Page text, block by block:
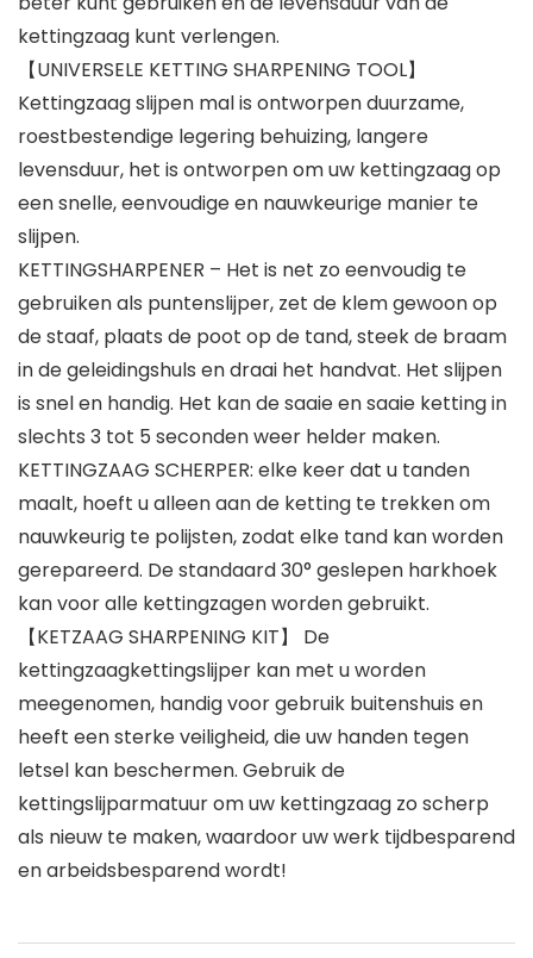
kettingzaag kunt verlengen.
【UNIVERSELE KETTING SHARPENING TOOL】
Kettingzaag slijpen mal is ontworpen duurzame,
roestbestendige legering behuizing, langere
levensduur, het is ontworpen om uw kettingzaag op
een snelle, eenvoudige en nauwkeurige manier te
slijpen.
KETTINGSHARPENER – Het is net zo eenvoudig te
gebruiken als puntenslijper, zet de klem gewoon op
de staaf, plaats de poot op de tand, steek de braam
in de geleidingshuls en draai het handvat. Het slijpen
is snel en handig. Het kan de saaie en saaie ketting in
slechts 3 tot 5 seconden weer helder maken.
KETTINGZAAG SCHERPER: elke keer dat u tanden
maalt, hoeft u alleen aan de ketting te trekken om
nauwkeurig te polijsten, zodat elke tand kan worden
gerepareerd. De standaard 30° geslepen harkhoek
kan voor alle kettingzagen worden gebruikt.
【KETZAAG SHARPENING KIT】 De
kettingzaagkettingslijper kan met u worden
meegenomen, handig voor gebruik buitenshuis en
heeft een sterke veiligheid, die uw handen tegen
letsel kan beschermen. Gebruik de
kettingslijparmatuur om uw kettingzaag zo scherp
als nieuw te maken, waardoor uw werk tijdbesparend
en arbeidsbesparend wordt!